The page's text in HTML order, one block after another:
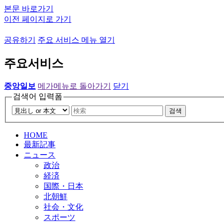
본문 바로가기
이전 페이지로 가기
공유하기 주요 서비스 메뉴 열기
주요서비스
중앙일보 메가메뉴로 돌아가기
닫기
검색어 입력폼
검색
HOME
最新記事
ニュース
政治
経済
国際・日本
北朝鮮
社会・文化
スポーツ